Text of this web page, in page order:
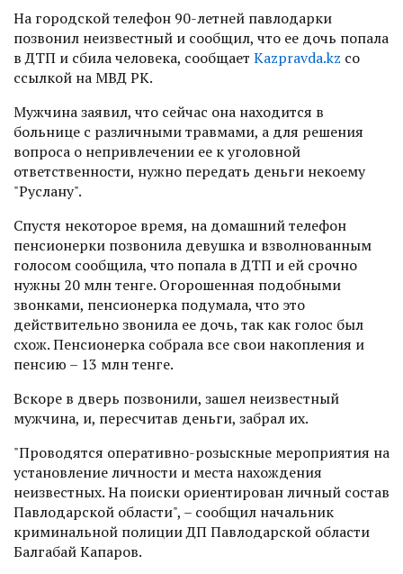
На городской телефон 90-летней павлодарки
позвонил неизвестный и сообщил, что ее дочь попала
в ДТП и сбила человека, сообщает Kazpravda.kz со
ссылкой на МВД РК.
Мужчина заявил, что сейчас она находится в
больнице с различными травмами, а для решения
вопроса о непривлечении ее к уголовной
ответственности, нужно передать деньги некоему
"Руслану".
Спустя некоторое время, на домашний телефон
пенсионерки позвонила девушка и взволнованным
голосом сообщила, что попала в ДТП и ей срочно
нужны 20 млн тенге. Огорошенная подобными
звонками, пенсионерка подумала, что это
действительно звонила ее дочь, так как голос был
схож. Пенсионерка собрала все свои накопления и
пенсию – 13 млн тенге.
Вскоре в дверь позвонили, зашел неизвестный
мужчина, и, пересчитав деньги, забрал их.
"Проводятся оперативно-розыскные мероприятия на
установление личности и места нахождения
неизвестных. На поиски ориентирован личный состав
Павлодарской области", – сообщил начальник
криминальной полиции ДП Павлодарской области
Балгабай Капаров.